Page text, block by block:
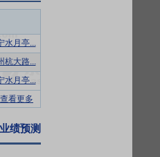
并且
场需
管理
报告
，先后
新产品
领雁
将直
水月亭...
杭大路...
水月亭...
看更多
业绩预测